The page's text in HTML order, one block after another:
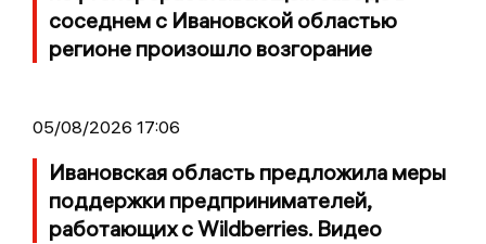
соседнем с Ивановской областью
регионе произошло возгорание
05/08/2026 17:06
Ивановская область предложила меры
поддержки предпринимателей,
работающих с Wildberries. Видео